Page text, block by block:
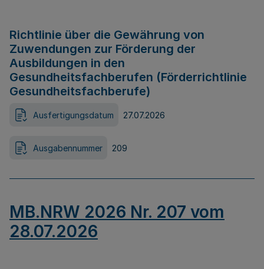
Richtlinie über die Gewährung von
Zuwendungen zur Förderung der
Ausbildungen in den
Gesundheitsfachberufen (Förderrichtlinie
Gesundheitsfachberufe)
Ausfertigungsdatum 27.07.2026
Ausgabennummer 209
MB.NRW 2026 Nr. 207 vom
28.07.2026